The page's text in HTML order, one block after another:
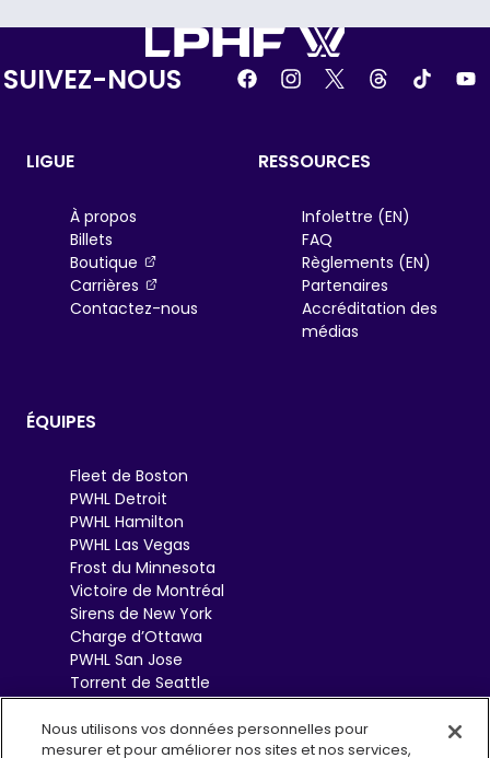
SUIVEZ-NOUS
LIGUE
À propos
Billets
Boutique
, opens in a new tab
Carrières
, opens in a new tab
Contactez-nous
RESSOURCES
Infolettre (EN)
FAQ
Règlements (EN)
Partenaires
Accréditation des
médias
ÉQUIPES
Fleet de Boston
PWHL Detroit
PWHL Hamilton
PWHL Las Vegas
Frost du Minnesota
Victoire de Montréal
Sirens de New York
Charge d’Ottawa
PWHL San Jose
Torrent de Seattle
Sceptres de Toronto
Goldeneyes de
Vancouver
Nous utilisons vos données personnelles pour
mesurer et pour améliorer nos sites et nos services,